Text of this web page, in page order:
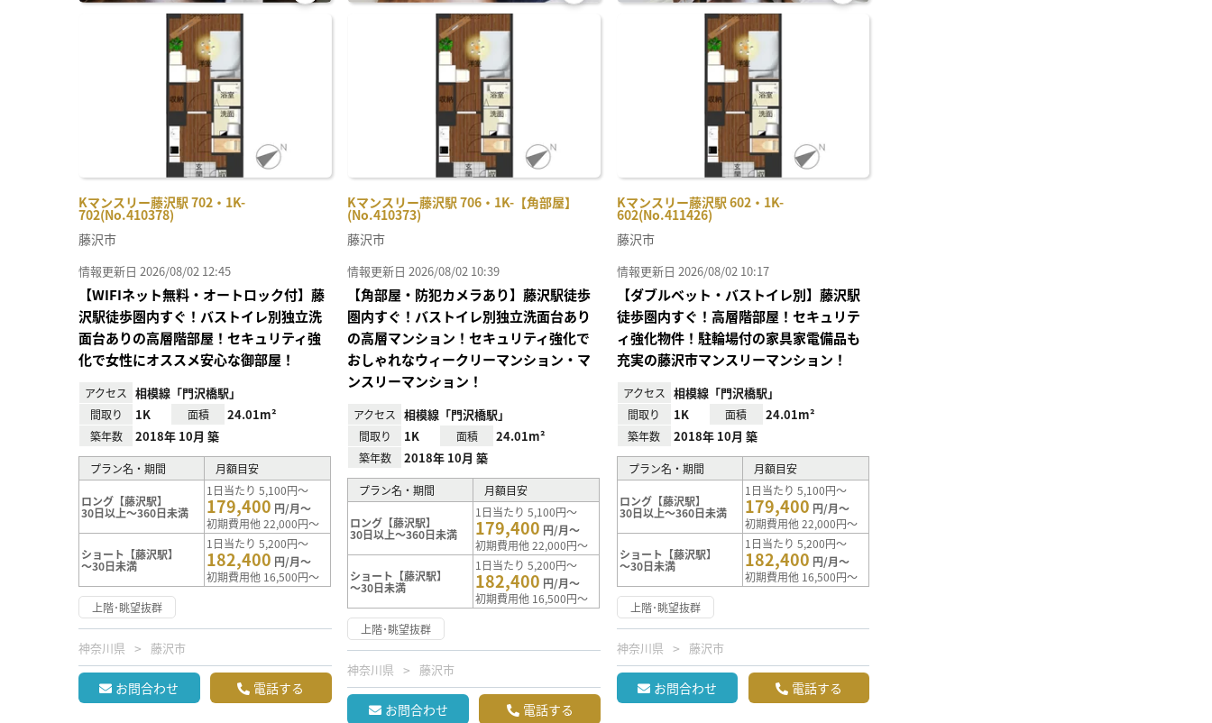
Kマンスリー藤沢駅 702・1K-
702(No.410378)
お気
藤沢市
情報更新日 2026/08/02 12:45
【WIFIネット無料・オートロック付】藤
沢駅徒歩圏内すぐ！バストイレ別独立洗
面台ありの高層階部屋！セキュリティ強
化で女性にオススメ安心な御部屋！
アクセス 相模線「門沢橋駅」
間取り 1K 面積 24.01m²
築年数 2018年 10月 築
プラン名・期間 月額目安
ロング【藤沢駅】
30日以上～360日未満
1日当たり 5,100円～
179,400 円/月～
初期費用他 22,000円～
ショート【藤沢駅】
～30日未満
1日当たり 5,200円～
182,400 円/月～
初期費用他 16,500円～
上階･眺望抜群
神奈川県 藤沢市
お問合わせ 電話する
Kマンスリー藤沢駅 706・1K-【角部屋】
(No.410373)
お気
藤沢市
情報更新日 2026/08/02 10:39
【角部屋・防犯カメラあり】藤沢駅徒歩
圏内すぐ！バストイレ別独立洗面台あり
の高層マンション！セキュリティ強化で
おしゃれなウィークリーマンション・マ
ンスリーマンション！
アクセス 相模線「門沢橋駅」
間取り 1K 面積 24.01m²
築年数 2018年 10月 築
プラン名・期間 月額目安
ロング【藤沢駅】
30日以上～360日未満
1日当たり 5,100円～
179,400 円/月～
初期費用他 22,000円～
ショート【藤沢駅】
～30日未満
1日当たり 5,200円～
182,400 円/月～
初期費用他 16,500円～
上階･眺望抜群
神奈川県 藤沢市
お問合わせ 電話する
Kマンスリー藤沢駅 602・1K-
602(No.411426)
お気
藤沢市
情報更新日 2026/08/02 10:17
【ダブルベット・バストイレ別】藤沢駅
徒歩圏内すぐ！高層階部屋！セキュリテ
ィ強化物件！駐輪場付の家具家電備品も
充実の藤沢市マンスリーマンション！
アクセス 相模線「門沢橋駅」
間取り 1K 面積 24.01m²
築年数 2018年 10月 築
プラン名・期間 月額目安
ロング【藤沢駅】
30日以上～360日未満
1日当たり 5,100円～
179,400 円/月～
初期費用他 22,000円～
ショート【藤沢駅】
～30日未満
1日当たり 5,200円～
182,400 円/月～
初期費用他 16,500円～
上階･眺望抜群
神奈川県 藤沢市
お問合わせ 電話する